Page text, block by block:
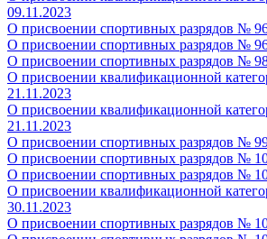
09.11.2023
О присвоении спортивных разрядов №
О присвоении спортивных разрядов №
О присвоении спортивных разрядов №
О присвоении квалификационной
21.11.2023
О присвоении квалификационной
21.11.2023
О присвоении спортивных разрядов №
О присвоении спортивных разрядов №
О присвоении спортивных разрядов №
О присвоении квалификационной
30.11.2023
О присвоении спортивных разрядов №